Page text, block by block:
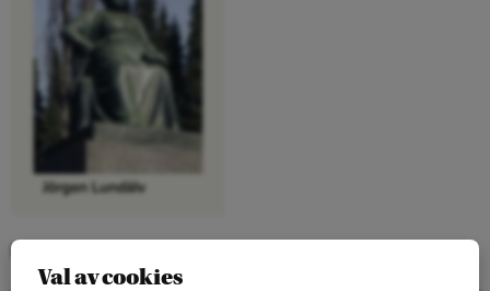
Kategorier:
Val av cookies